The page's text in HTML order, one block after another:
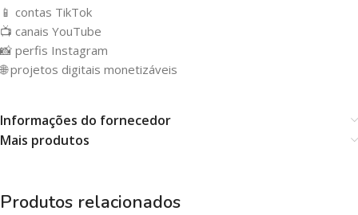
📱 contas TikTok
📺 canais YouTube
📸 perfis Instagram
🌐 projetos digitais monetizáveis
Informações do fornecedor
Mais produtos
Produtos relacionados